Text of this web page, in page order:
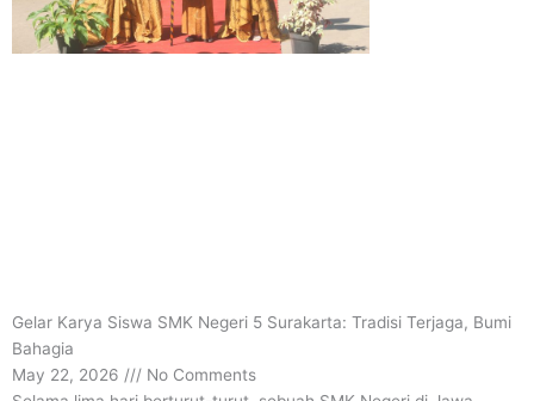
Gelar Karya Siswa SMK Negeri 5 Surakarta: Tradisi Terjaga, Bumi
Bahagia
May 22, 2026
No Comments